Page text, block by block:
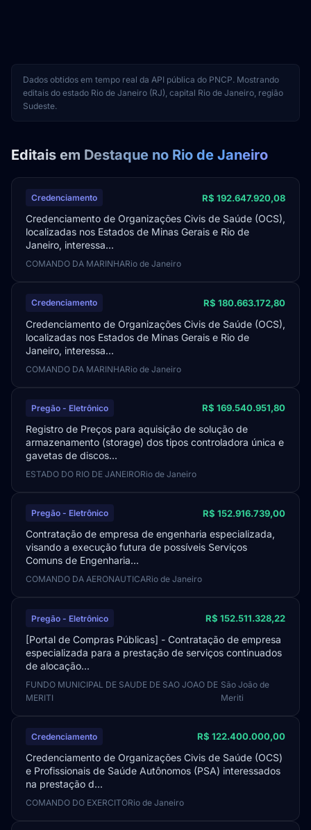
Dados obtidos em tempo real da API pública do PNCP. Mostrando
editais do estado Rio de Janeiro (RJ), capital Rio de Janeiro, região
Sudeste.
Editais em Destaque no Rio de Janeiro
Credenciamento R$ 192.647.920,08
Credenciamento de Organizações Civis de Saúde (OCS),
localizadas nos Estados de Minas Gerais e Rio de
Janeiro, interessa...
COMANDO DA MARINHARio de Janeiro
Credenciamento R$ 180.663.172,80
Credenciamento de Organizações Civis de Saúde (OCS),
localizadas nos Estados de Minas Gerais e Rio de
Janeiro, interessa...
COMANDO DA MARINHARio de Janeiro
Pregão - Eletrônico R$ 169.540.951,80
Registro de Preços para aquisição de solução de
armazenamento (storage) dos tipos controladora única e
gavetas de discos...
ESTADO DO RIO DE JANEIRORio de Janeiro
Pregão - Eletrônico R$ 152.916.739,00
Contratação de empresa de engenharia especializada,
visando a execução futura de possíveis Serviços
Comuns de Engenharia...
COMANDO DA AERONAUTICARio de Janeiro
Pregão - Eletrônico R$ 152.511.328,22
[Portal de Compras Públicas] - Contratação de empresa
especializada para a prestação de serviços continuados
de alocação...
FUNDO MUNICIPAL DE SAUDE DE SAO JOAO DE
MERITI
São João de
Meriti
Credenciamento R$ 122.400.000,00
Credenciamento de Organizações Civis de Saúde (OCS)
e Profissionais de Saúde Autônomos (PSA) interessados
na prestação d...
COMANDO DO EXERCITORio de Janeiro